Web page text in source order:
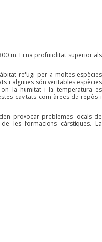
m. I una profunditat superior als
refugi per a moltes espècies
i algunes són veritables espècies
on la humitat i la temperatura es
cavitats com àrees de repòs i
provocar problemes locals de
les formacions càrstiques. La